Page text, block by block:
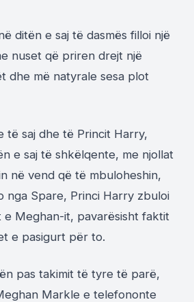
ditën e saj të dasmës filloi një
nuset që priren drejt një
dhe më natyrale sesa plot
të saj dhe të Princit Harry,
e saj të shkëlqente, me njollat
në vend që të mbuloheshin,
nga Spare, Princi Harry zbuloi
​​e Meghan-it, pavarësisht faktit
e pasigurt për to.
pas takimit të tyre të parë,
Markle e telefononte